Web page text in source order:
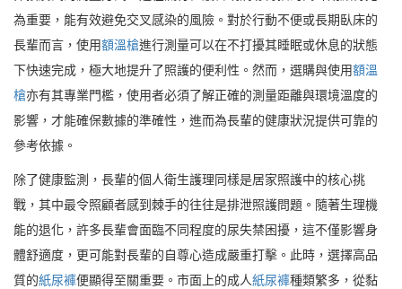
為重要，能有效避免交叉感染的風險。對於行動不便或長期臥床的
長輩而言，使用額溫槍進行測量可以在不打擾其睡眠或休息的狀態
下快速完成，極大地提升了照護的便利性。然而，選購與使用額溫
槍亦有其專業門檻，使用者必須了解正確的測量距離與環境溫度的
影響，才能確保數據的準確性，進而為長輩的健康狀況提供可靠的
參考依據。
除了健康監測，長輩的個人衛生護理同樣是居家照護中的核心挑
戰，其中最令照顧者感到棘手的往往是排泄照護問題。隨著生理機
能的退化，許多長輩會面臨不同程度的尿失禁困擾，這不僅影響身
體舒適度，更可能對長輩的自尊心造成嚴重打擊。此時，選擇高品
質的紙尿褲便顯得至關重要。市面上的成人紙尿褲種類繁多，從黏